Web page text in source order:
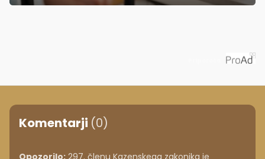
Komentarji (0)